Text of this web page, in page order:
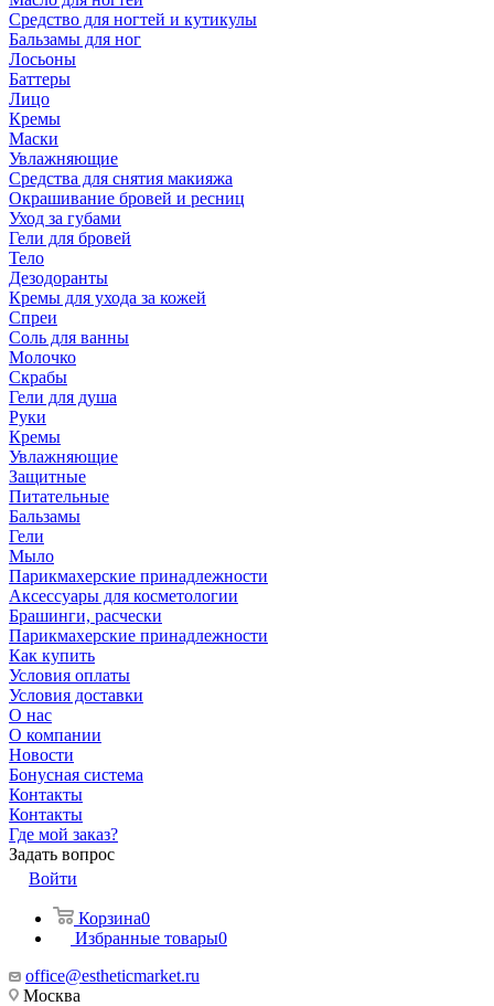
Средство для ногтей и кутикулы
Бальзамы для ног
Лосьоны
Баттеры
Лицо
Кремы
Маски
Увлажняющие
Средства для снятия макияжа
Окрашивание бровей и ресниц
Уход за губами
Гели для бровей
Тело
Дезодоранты
Кремы для ухода за кожей
Спреи
Соль для ванны
Молочко
Скрабы
Гели для душа
Руки
Кремы
Увлажняющие
Защитные
Питательные
Бальзамы
Гели
Мыло
Парикмахерские принадлежности
Аксессуары для косметологии
Брашинги, расчески
Парикмахерские принадлежности
Как купить
Условия оплаты
Условия доставки
О нас
О компании
Новости
Бонусная система
Контакты
Контакты
Где мой заказ?
Задать вопрос
Войти
Корзина0
Избранные товары0
office@estheticmarket.ru
Москва